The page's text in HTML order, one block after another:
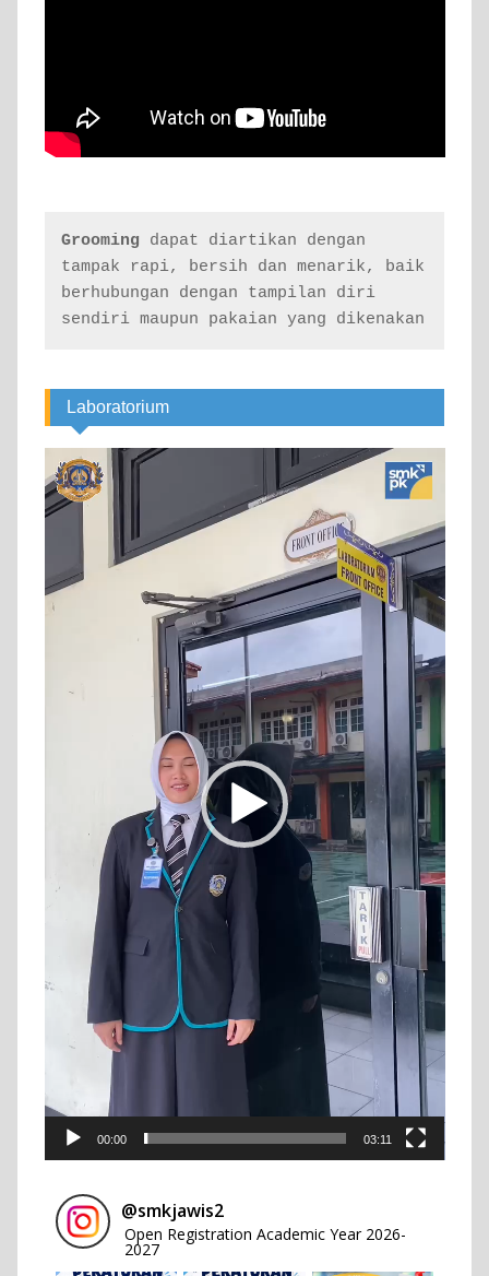
Grooming dapat diartikan dengan
tampak rapi, bersih dan menarik, baik
berhubungan dengan tampilan diri
sendiri maupun pakaian yang dikenakan
Laboratorium
Video
Player
00:00 03:11
@smkjawis2
Open Registration Academic Year 2026-
2027